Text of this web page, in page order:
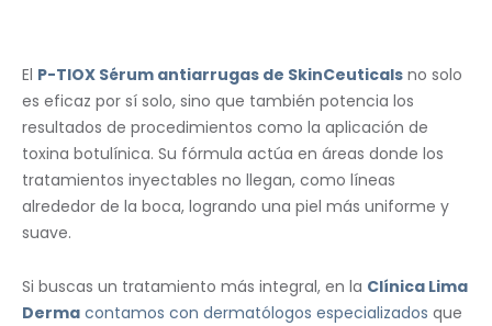
El P-TIOX Sérum antiarrugas de SkinCeuticals no solo
es eficaz por sí solo, sino que también potencia los
resultados de procedimientos como la aplicación de
toxina botulínica. Su fórmula actúa en áreas donde los
tratamientos inyectables no llegan, como líneas
alrededor de la boca, logrando una piel más uniforme y
suave.
Si buscas un tratamiento más integral, en la Clínica Lima
Derma contamos con dermatólogos especializados que